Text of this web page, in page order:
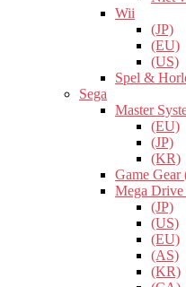
Wii
(JP)
(EU)
(US)
Spel &
Sega
Master
(EU)
(JP)
(KR)
Game
Mega Drive
(JP)
(US)
(EU)
(AS)
(KR)